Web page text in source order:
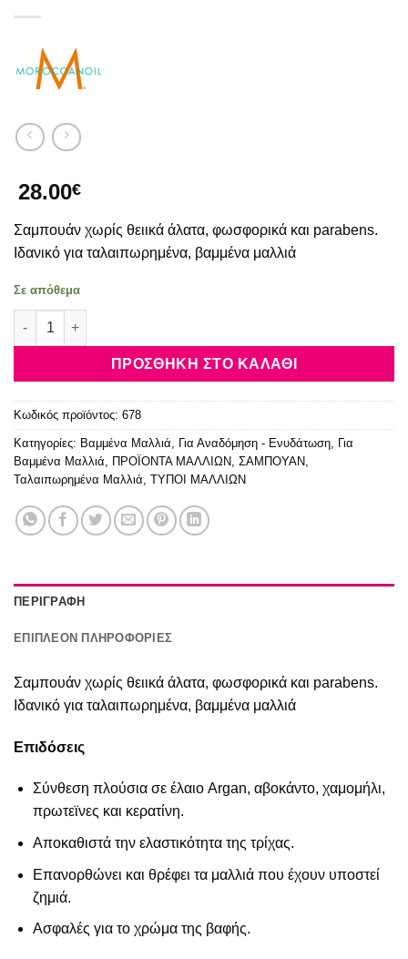
28.00€
Σαμπουάν χωρίς θειικά άλατα, φωσφορικά και parabens.
Iδανικό για ταλαιπωρημένα, βαμμένα μαλλιά
Σε απόθεμα
Moroccanoil Moisture Repair Shampoo 250ml ποσότητα
ΠΡΟΣΘΉΚΗ ΣΤΟ ΚΑΛΆΘΙ
Κωδικός προϊόντος: 678
Κατηγορίες: Βαμμένα Μαλλιά Για Αναδόμηση - Ενυδάτωση
Για
Βαμμένα Μαλλιά
ΠΡΟΪΟΝΤΑ ΜΑΛΛΙΩΝ ΣΑΜΠΟΥΑΝ
Ταλαιπωρημένα Μαλλιά ΤΥΠΟΙ ΜΑΛΛΙΩΝ
ΠΕΡΙΓΡΑΦΉ
ΕΠΙΠΛΈΟΝ ΠΛΗΡΟΦΟΡΊΕΣ
Σαμπουάν χωρίς θειικά άλατα, φωσφορικά και parabens.
Iδανικό για ταλαιπωρημένα, βαμμένα μαλλιά
Επιδόσεις
Σύνθεση πλούσια σε έλαιο Argan, αβοκάντο, χαμομήλι,
πρωτεϊνες και κερατίνη.
Αποκαθιστά την ελαστικότητα της τρίχας.
Επανορθώνει και θρέφει τα μαλλιά που έχουν υποστεί
ζημιά.
Ασφαλές για το χρώμα της βαφής.